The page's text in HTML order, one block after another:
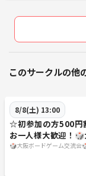
このサークルの他
8/8(土) 13:00
☆初参加の方500円
お一人様大歓迎！
ーム会🎲
🎲大阪ボードゲーム交流会